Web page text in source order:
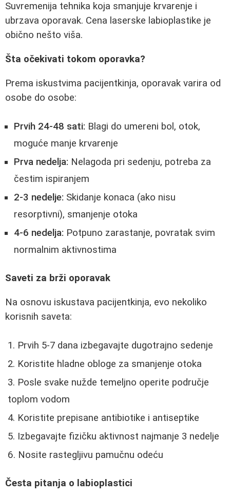
Suvremenija tehnika koja smanjuje krvarenje i
ubrzava oporavak. Cena laserske labioplastike je
obično nešto viša.
Šta očekivati tokom oporavka?
Prema iskustvima pacijentkinja, oporavak varira od
osobe do osobe:
Prvih 24-48 sati: Blagi do umereni bol, otok,
moguće manje krvarenje
Prva nedelja: Nelagoda pri sedenju, potreba za
čestim ispiranjem
2-3 nedelje: Skidanje konaca (ako nisu
resorptivni), smanjenje otoka
4-6 nedelja: Potpuno zarastanje, povratak svim
normalnim aktivnostima
Saveti za brži oporavak
Na osnovu iskustava pacijentkinja, evo nekoliko
korisnih saveta:
Prvih 5-7 dana izbegavajte dugotrajno sedenje
Koristite hladne obloge za smanjenje otoka
Posle svake nužde temeljno operite područje
toplom vodom
Koristite prepisane antibiotike i antiseptike
Izbegavajte fizičku aktivnost najmanje 3 nedelje
Nosite rastegljivu pamučnu odeću
Česta pitanja o labioplastici